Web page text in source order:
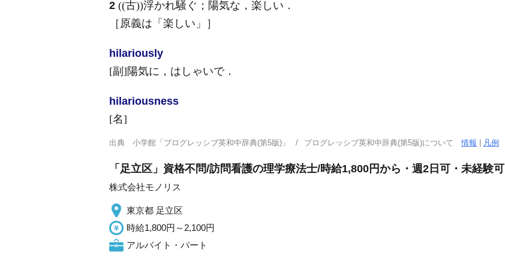
2 ((古))浮かれ騒ぐ；陽気な，楽しい ．
［原義は「楽しい」］
hilarious ly
[副]陽気に，はしゃいで．
hilariousness
[名]
出典 小学館「プログレッシブ英和中辞典(第5版)」 プログレッシブ英和中辞典(第5版)について情報 凡例
「足立区」資格不問/訪問看護の理学療法士/時給1,800円から・週2日可・未経験可
株式会社モノリス
東京都 足立区
時給1,800円～2,100円
アルバイト・パート